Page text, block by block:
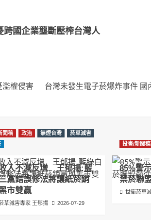
跨國企業壟斷壓榨台灣人
濫權侵害
台灣未發生電子菸爆炸事件
聞稿 政治 無煙台灣
菸草減害
入不減反增 王郁揚:藍
黨錯誤修法將讓紙菸銷
市雙贏
草減害專家 王郁揚 2026-07-29
投書/新聞稿
85%警
禁菸聯
世衛菸草